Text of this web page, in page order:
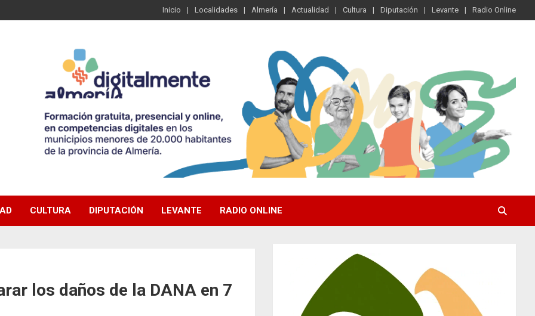
Inicio Localidades Almería Actualidad Cultura Diputación Levante Radio Online
CULTURA DIPUTACIÓN LEVANTE RADIO ONLINE
los daños de la DANA en 7